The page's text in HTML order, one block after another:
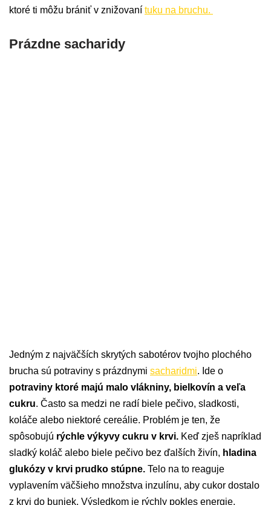
ktoré ti môžu brániť v znižovaní tuku na bruchu.
Prázdne sacharidy
Jedným z najväčších skrytých sabotérov tvojho plochého
brucha sú potraviny s prázdnymi sacharidmi. Ide o
potraviny ktoré majú malo vlákniny, bielkovín a veľa
cukru. Často sa medzi ne radí biele pečivo, sladkosti,
koláče alebo niektoré cereálie. Problém je ten, že
spôsobujú rýchle výkyvy cukru v krvi. Keď zješ napríklad
sladký koláč alebo biele pečivo bez ďalších živín, hladina
glukózy v krvi prudko stúpne. Telo na to reaguje
vyplavením väčšieho množstva inzulínu, aby cukor dostalo
z krvi do buniek. Výsledkom je rýchly pokles energie,